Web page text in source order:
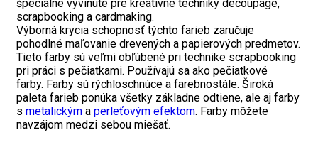
špeciálne vyvinuté pre kreatívne techniky decoupage,
scrapbooking a cardmaking.
Výborná krycia schopnosť týchto farieb zaručuje
pohodlné maľovanie drevených a papierových predmetov.
Tieto farby sú veľmi obľúbené pri technike scrapbooking
pri práci s pečiatkami. Používajú sa ako pečiatkové
farby. Farby sú rýchloschnúce a farebnostále. Široká
paleta farieb ponúka všetky základne odtiene, ale aj farby
s metalickým a perleťovým efektom. Farby môžete
navzájom medzi sebou miešať.